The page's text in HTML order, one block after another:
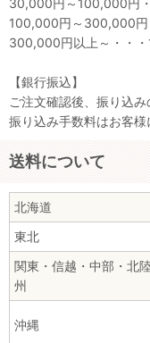
30,000円～100,000円
100,000円～300,000円
300,000円以上～・・・
【銀行振込】
ご注文確認後、振り込み
振り込み手数料はお客様
送料について
北海道
東北
関東・信越・中部・北
州
沖縄